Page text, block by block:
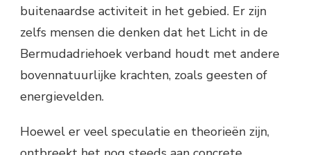
buitenaardse activiteit in het gebied. Er zijn
zelfs mensen die denken dat het Licht in de
Bermudadriehoek verband houdt met andere
bovennatuurlijke krachten, zoals geesten of
energievelden.
Hoewel er veel speculatie en theorieën zijn,